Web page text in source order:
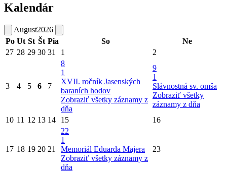
Kalendár
August2026
Po Ut St Št Pia So
Ne
27 28 29 30 31 1 2
3 4 5 6 7
8
1
XVII. ročník Jasenských
baraních hodov
Zobraziť všetky záznamy z
dňa
9
1
Slávnostná sv. omša
Zobraziť všetky
záznamy z dňa
10 11 12 13 14 15 16
17 18 19 20 21
22
1
Memoriál Eduarda Majera
Zobraziť všetky záznamy z
dňa
23